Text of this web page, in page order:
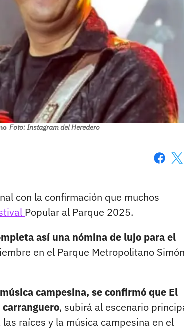
Foto: Instagram del Heredero
con la confirmación que muchos
Popular al Parque 2025.
así una nómina de lujo para el
en el Parque Metropolitano
campesina, se confirmó que El
, subirá al escenario
raíces y la música campesina en el